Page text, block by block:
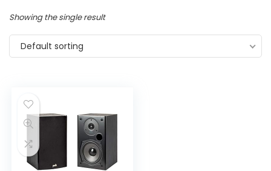
Showing the single result
Default sorting